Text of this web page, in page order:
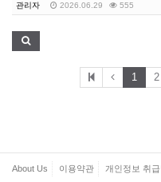
관리자 2026.06.29 555
1 2
About Us 이용약관 개인정보 취급